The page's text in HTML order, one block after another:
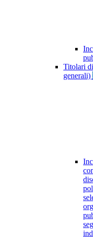
Titolari
generali)